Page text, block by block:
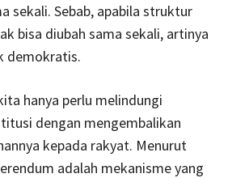
sekali. Sebab, apabila struktur
bisa diubah sama sekali, artinya
demokratis.
hanya perlu melindungi
dengan mengembalikan
kepada rakyat. Menurut
adalah mekanisme yang